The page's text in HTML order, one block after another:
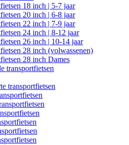
18 inch | 5-7 jaar
20 inch | 6-8 jaar
22 inch | 7-9 jaar
24 inch | 8-12 jaar
26 inch | 10-14 jaar
28 inch (volwassenen)
28 inch Dames
transportfietsen
transportfietsen